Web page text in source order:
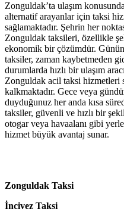
Zonguldak’ta ulaşım
alternatif arayanlar için taksi
sağlamaktadır. Şehrin her
Zonguldak taksileri, özellikle
ekonomik bir çözümdür.
taksiler, zaman kaybetmeden
durumlarda hızlı bir ulaşım
Zonguldak acil taksi hizmetleri
kalkmaktadır. Gece veya
duyduğunuz her anda kısa
taksiler, güvenli ve hızlı bir
otogar veya havaalanı gibi
hizmet büyük avantaj sunar.
Zonguldak Taksi
İncivez Taksi